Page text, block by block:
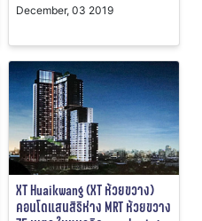
December, 03 2019
XT Huaikwang (XT ห้วยขวาง)
คอนโดแสนสิริห่าง MRT ห้วยขวาง